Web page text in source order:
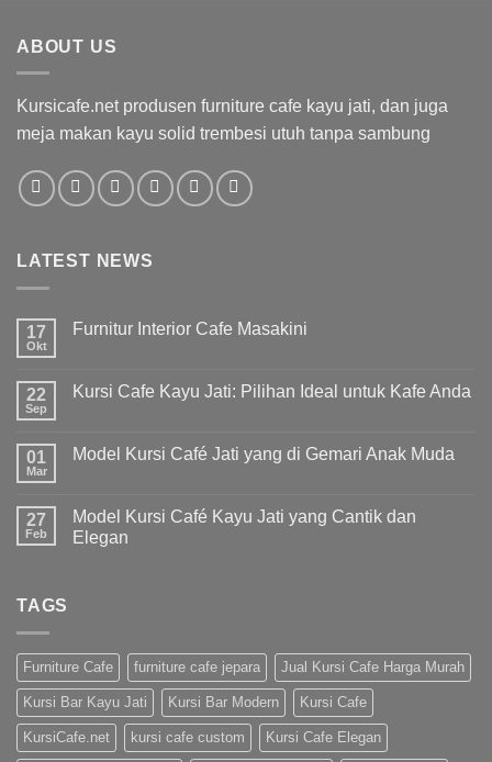
ABOUT US
Kursicafe.net produsen furniture cafe kayu jati, dan juga
meja makan kayu solid trembesi utuh tanpa sambung
LATEST NEWS
17
Okt
Furnitur Interior Cafe Masakini
22
Sep
Kursi Cafe Kayu Jati: Pilihan Ideal untuk Kafe Anda
01
Mar
Model Kursi Café Jati yang di Gemari Anak Muda
27
Feb
Model Kursi Café Kayu Jati yang Cantik dan
Elegan
TAGS
Furniture Cafe furniture cafe jepara Jual Kursi Cafe Harga Murah
Kursi Bar Kayu Jati Kursi Bar Modern Kursi Cafe
KursiCafe.net kursi cafe custom Kursi Cafe Elegan